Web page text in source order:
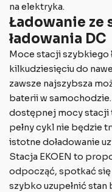
na elektryka.
Ładowanie ze
ładowania DC
Moce stacji szybkiego
kilkudziesięciu do
zawsze najszybsza
baterii w
dostępnej mocy stacji
pełny cykl nie będzie
istotne doładowanie
Stacja EKOEN to
odpocząć, spotkać
szybko uzupełnić